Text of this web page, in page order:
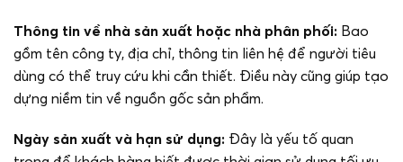
Thông tin về nhà sản xuất hoặc nhà phân phối: Bao
gồm tên công ty, địa chỉ, thông tin liên hệ để người tiêu
dùng có thể truy cứu khi cần thiết. Điều này cũng giúp tạo
dựng niềm tin về nguồn gốc sản phẩm.
Ngày sản xuất và hạn sử dụng: Đây là yếu tố quan